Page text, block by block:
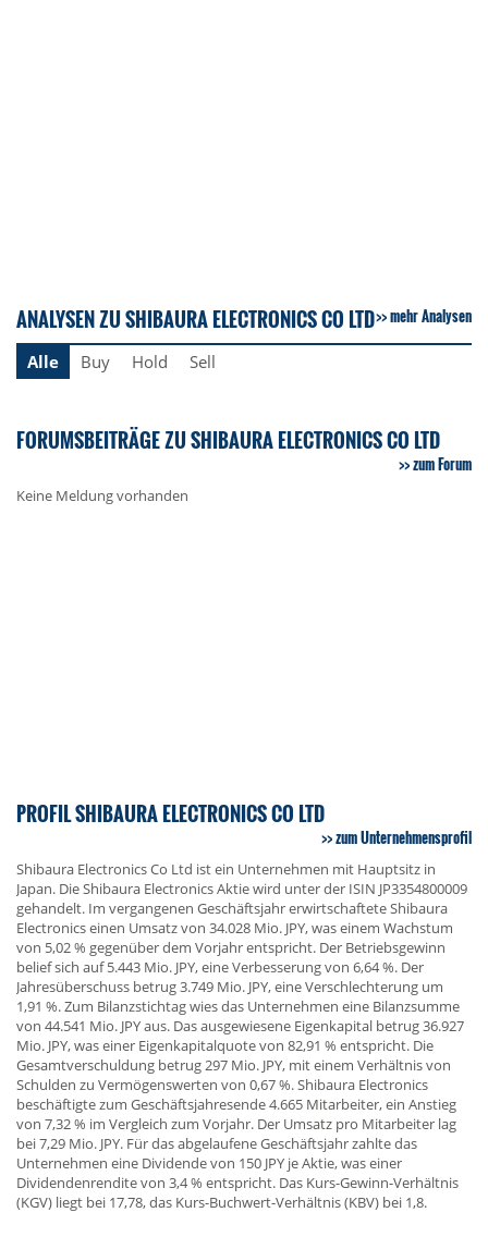
ANALYSEN ZU SHIBAURA ELECTRONICS CO LTD mehr Analysen
Alle Buy Hold Sell
FORUMSBEITRÄGE ZU SHIBAURA ELECTRONICS CO LTD
zum Forum
Keine Meldung vorhanden
PROFIL SHIBAURA ELECTRONICS CO LTD
zum Unternehmensprofil
Shibaura Electronics Co Ltd ist ein Unternehmen mit Hauptsitz in
Japan. Die Shibaura Electronics Aktie wird unter der ISIN JP3354800009
gehandelt. Im vergangenen Geschäftsjahr erwirtschaftete Shibaura
Electronics einen Umsatz von 34.028 Mio. JPY, was einem Wachstum
von 5,02 % gegenüber dem Vorjahr entspricht. Der Betriebsgewinn
belief sich auf 5.443 Mio. JPY, eine Verbesserung von 6,64 %. Der
Jahresüberschuss betrug 3.749 Mio. JPY, eine Verschlechterung um
1,91 %. Zum Bilanzstichtag wies das Unternehmen eine Bilanzsumme
von 44.541 Mio. JPY aus. Das ausgewiesene Eigenkapital betrug 36.927
Mio. JPY, was einer Eigenkapitalquote von 82,91 % entspricht. Die
Gesamtverschuldung betrug 297 Mio. JPY, mit einem Verhältnis von
Schulden zu Vermögenswerten von 0,67 %. Shibaura Electronics
beschäftigte zum Geschäftsjahresende 4.665 Mitarbeiter, ein Anstieg
von 7,32 % im Vergleich zum Vorjahr. Der Umsatz pro Mitarbeiter lag
bei 7,29 Mio. JPY. Für das abgelaufene Geschäftsjahr zahlte das
Unternehmen eine Dividende von 150 JPY je Aktie, was einer
Dividendenrendite von 3,4 % entspricht. Das Kurs-Gewinn-Verhältnis
(KGV) liegt bei 17,78, das Kurs-Buchwert-Verhältnis (KBV) bei 1,8.